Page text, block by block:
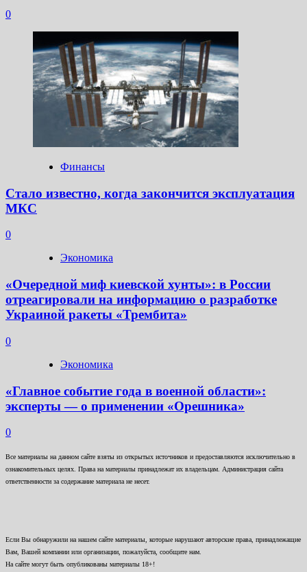
0
Финансы
Стало известно, когда закончится эксплуатация
МКС
0
Экономика
«Очередной миф киевской хунты»: в России
отреагировали на информацию о разработке
Украиной ракеты «Трембита»
0
Экономика
«Главное событие года в военной области»:
эксперты — о применении «Орешника»
0
Все материалы на данном сайте взяты из открытых источников и предоставляются исключительно в
ознакомительных целях. Права на материалы принадлежат их владельцам. Администрация сайта
ответственности за содержание материала не несет.
Если Вы обнаружили на нашем сайте материалы, которые нарушают авторские права, принадлежащие
Вам, Вашей компании или организации, пожалуйста, сообщите нам.
На сайте могут быть опубликованы материалы 18+!